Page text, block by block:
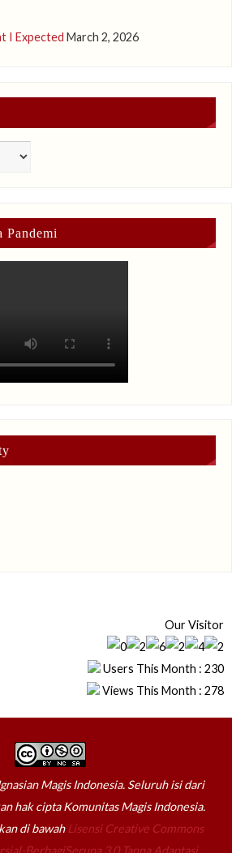
I Expected March 2, 2026
Pandemi
Our Visitor
Users This Month : 230
Views This Month : 278
Magis Indonesia. Seluruh isi dari
hak cipta Komunitas Magis Indonesia.
di bawahLisensi Creative Commons